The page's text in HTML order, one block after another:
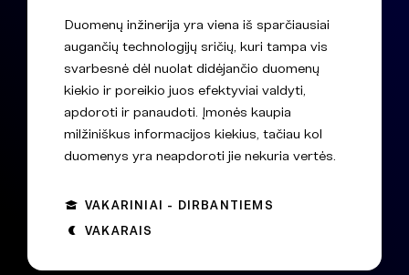
Duomenų inžinerija yra viena iš sparčiausiai
augančių technologijų sričių, kuri tampa vis
svarbesnė dėl nuolat didėjančio duomenų
kiekio ir poreikio juos efektyviai valdyti,
apdoroti ir panaudoti. Įmonės kaupia
milžiniškus informacijos kiekius, tačiau kol
duomenys yra neapdoroti jie nekuria vertės.
VAKARINIAI - DIRBANTIEMS
VAKARAIS